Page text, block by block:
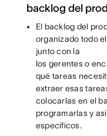
backlog del
El backlog del
organizado todo
junto con la
los gerentes o
qué tareas
extraer esas
colocarlas en el
programarlas y
específicos.